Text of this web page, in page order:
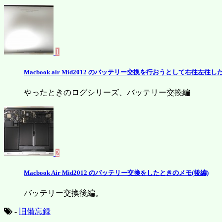
1
Macbook air Mid2012 のバッテリー交換を行おうとして右往左往し
やったときのログシリーズ、バッテリー交換編
2
Macbook Air Mid2012 のバッテリー交換をしたときのメモ(後編)
バッテリー交換後編。
- 旧備忘録